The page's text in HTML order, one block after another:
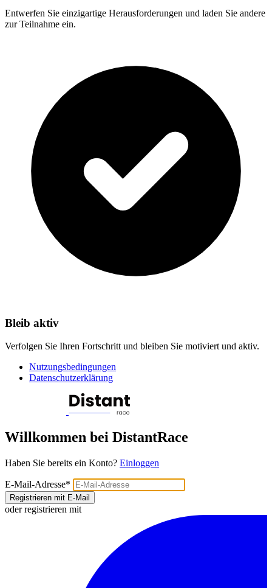
Entwerfen Sie einzigartige Herausforderungen und laden Sie andere
zur Teilnahme ein.
Bleib aktiv
Verfolgen Sie Ihren Fortschritt und bleiben Sie motiviert und aktiv.
Nutzungsbedingungen
Datenschutzerklärung
Willkommen bei DistantRace
Haben Sie bereits ein Konto? Einloggen
E-Mail-Adresse*
Registrieren mit E-Mail
oder registrieren mit